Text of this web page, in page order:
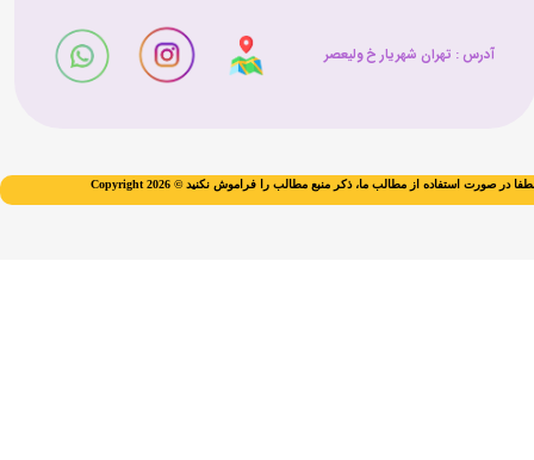
آدرس : تهران شهریار خ ولیعصر​​​​​​​